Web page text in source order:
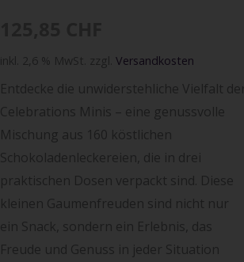
inkl. 2,6 % MwSt. zzgl.Versandkosten
Entdecke die unwiderstehliche Vielfalt der
Celebrations Minis – eine genussvolle
Mischung aus 160 köstlichen
Schokoladenleckereien, die in drei
praktischen Dosen verpackt sind. Diese
kleinen Gaumenfreuden sind nicht nur
ein Snack, sondern ein Erlebnis, das
Freude und Genuss in jeder Situation